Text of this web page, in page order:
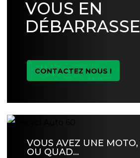
VOUS EN
CONTACTEZ NOUS !
VOUS AVEZ UNE MOTO,
OU QUAD…